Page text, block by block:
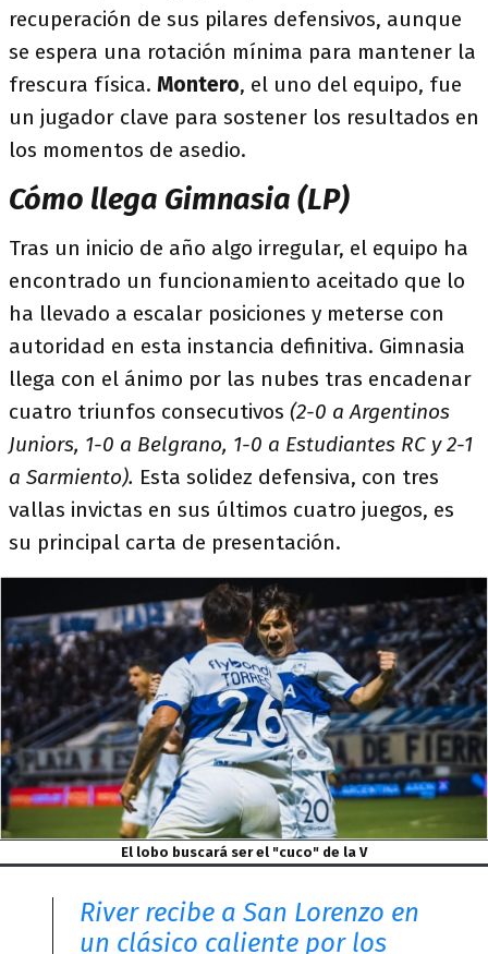
recuperación de sus pilares defensivos, aunque
se espera una rotación mínima para mantener la
frescura física. Montero, el uno del equipo, fue
un jugador clave para sostener los resultados en
los momentos de asedio.
Cómo llega Gimnasia (LP)
Tras un inicio de año algo irregular, el equipo ha
encontrado un funcionamiento aceitado que lo
ha llevado a escalar posiciones y meterse con
autoridad en esta instancia definitiva. Gimnasia
llega con el ánimo por las nubes tras encadenar
cuatro triunfos consecutivos (2-0 a Argentinos
Juniors, 1-0 a Belgrano, 1-0 a Estudiantes RC y 2-1
a Sarmiento). Esta solidez defensiva, con tres
vallas invictas en sus últimos cuatro juegos, es
su principal carta de presentación.
El lobo buscará ser el "cuco" de la V
River recibe a San Lorenzo en
un clásico caliente por los